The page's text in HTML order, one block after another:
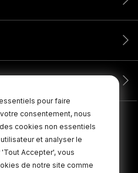
pour faire
consentement, nous
cookies non essentiels
et analyser le
'Tout Accepter', vous
de notre site comme